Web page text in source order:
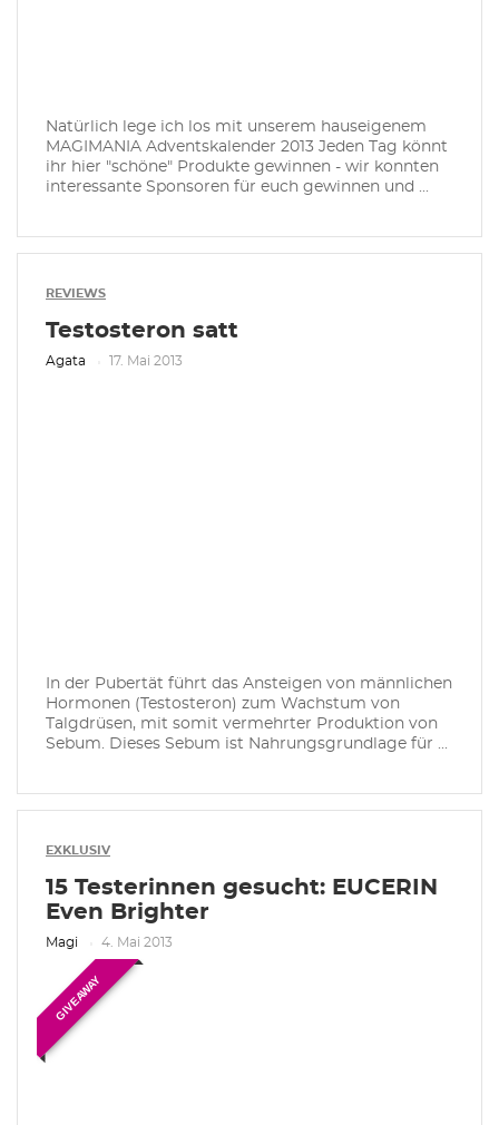
Natürlich lege ich los mit unserem hauseigenem
MAGIMANIA Adventskalender 2013 Jeden Tag könnt
ihr hier "schöne" Produkte gewinnen - wir konnten
interessante Sponsoren für euch gewinnen und ...
REVIEWS
Testosteron satt
Agata 17. Mai 2013
In der Pubertät führt das Ansteigen von männlichen
Hormonen (Testosteron) zum Wachstum von
Talgdrüsen, mit somit vermehrter Produktion von
Sebum. Dieses Sebum ist Nahrungsgrundlage für ...
EXKLUSIV
15 Testerinnen gesucht: EUCERIN
Even Brighter
Magi 4. Mai 2013
GIVEAWAY